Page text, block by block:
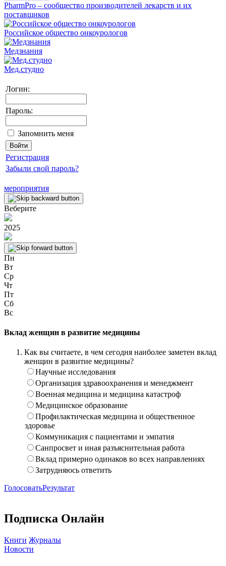
PharmPro – сообщество производителей лекарств и их
поставщиков
Российское общество онкоурологов
Медзнания
Мед.студио
Логин:
Пароль:
Запомнить меня
Регистрация
Забыли свой пароль?
мероприятия
Веберите
2025
Пн
Вт
Ср
Чт
Пт
Сб
Вс
Вклад женщин в развитие медицины
Как вы считаете, в чем сегодня наиболее заметен вклад
женщин в развитие медицины?
Научные исследования
Организация здравоохранения и менеджмент
Военная медицина и медицина катастроф
Медицинское образование
Профилактическая медицина и общественное
здоровье
Коммуникация с пациентами и эмпатия
Санпросвет и иная разъяснительная работа
Вклад примерно одинаков во всех направлениях
Затрудняюсь ответить
ГолосоватьРезультат
Подписка Онлайн
Книги Журналы
Новости